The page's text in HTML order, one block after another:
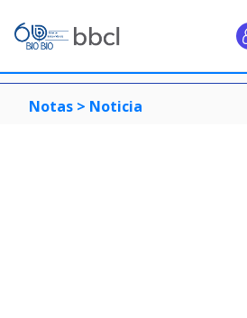
Notas > Noticia